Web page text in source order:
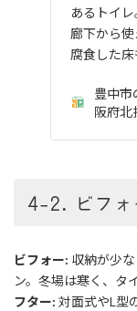
あるトイ
廊下から
腐食した
豊中市
阪府北
4-2. ビフォ
ビフォー: 収納が少
ン。冬場は寒く、タ
フター: 対面式やL型